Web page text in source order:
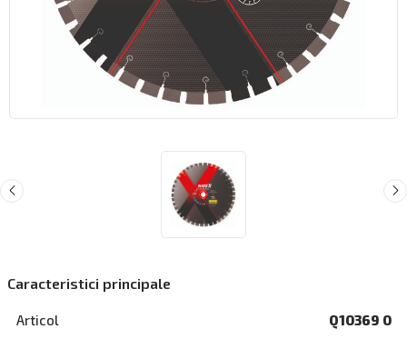
Caracteristici principale
Articol Q10369 0